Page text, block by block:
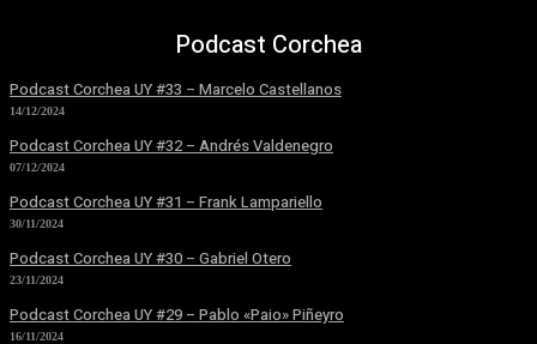
Podcast Corchea
Podcast Corchea UY #33 – Marcelo Castellanos
14/12/2024
Podcast Corchea UY #32 – Andrés Valdenegro
07/12/2024
Podcast Corchea UY #31 – Frank Lampariello
30/11/2024
Podcast Corchea UY #30 – Gabriel Otero
23/11/2024
Podcast Corchea UY #29 – Pablo «Paio» Piñeyro
16/11/2024